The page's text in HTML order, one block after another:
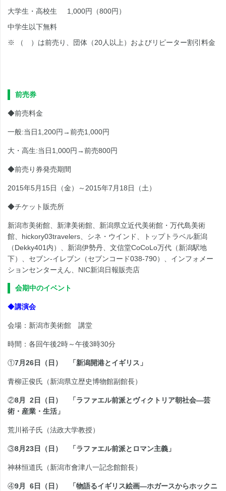
大学生・高校生 1,000円（800円）
中学生以下無料
※ （ ）は前売り、団体（20人以上）およびリピーター割引料金
前売券
◆前売料金
一般:当日1,200円→前売1,000円
大・高生:当日1,000円→前売800円
◆前売り券発売期間
2015年5月15日（金）～2015年7月18日（土）
◆チケット販売所
新潟市美術館、新津美術館、新潟県立近代美術館・万代島美術
館、hickory03travelers、シネ・ウインド、トップトラベル新潟
（Dekky401内）、新潟伊勢丹、文信堂CoCoLo万代（新潟駅地
下）、セブン-イレブン（セブンコード038-790）、インフォメー
ションセンターえん、NIC新潟日報販売店
会期中のイベント
◆講演会
会場：新潟市美術館 講堂
時間：各回午後2時～午後3時30分
①7月26日（日） 「新潟開港とイギリス」
青柳正俊氏（新潟県立歴史博物館副館長）
②8月 2日（日） 「ラファエル前派とヴィクトリア朝社会―芸
術・産業・生活」
荒川裕子氏（法政大学教授）
③8月23日（日） 「ラファエル前派とロマン主義」
神林恒道氏（新潟市會津八一記念館館長）
④9月 6日（日） 「物語るイギリス絵画―ホガースからホックニ